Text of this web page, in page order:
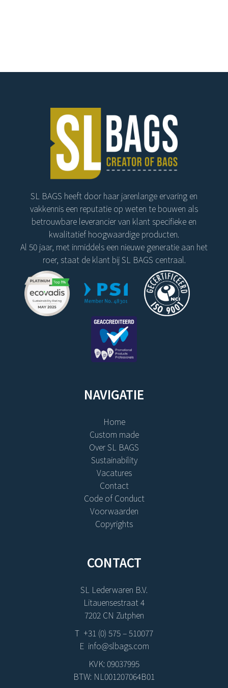
SL BAGS heeft door haar jarenlange ervaring en
vakkennis een reputatie op weten te bouwen als
betrouwbare leverancier van klant specifieke en
kwalitatief hoogwaardige producten.
Al 50 jaar, met inmiddels een nieuwe generatie aan het
roer, staat de klant bij SL BAGS centraal.
NAVIGATIE
Home
Custom made
Over SL BAGS
Sustainability
Vacatures
Contact
Code of Conduct
Voorwaarden
Copyrights
CONTACT
SL Lederwaren B.V.
Litauensestraat 4
7202 CN Zutphen
T +31 (0) 575 – 510077
E info@slbags.com
KVK: 09037995
BTW: NL001207064B01